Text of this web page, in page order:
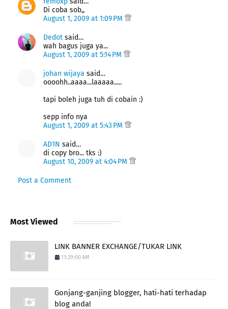
Di coba sob,,
August 1, 2009 at 1:09 PM
Dedot said…
wah bagus juga ya...
August 1, 2009 at 5:14 PM
johan wijaya said…
oooohh..aaaa...laaaaa.....
tapi boleh juga tuh di cobain :)
sepp info nya
August 1, 2009 at 5:43 PM
AD1N said…
di copy bro... tks :)
August 10, 2009 at 4:04 PM
Post a Comment
Most Viewed
LINK BANNER EXCHANGE/TUKAR LINK
11:29:00 AM
Gonjang-ganjing blogger, hati-hati terhadap
blog anda!